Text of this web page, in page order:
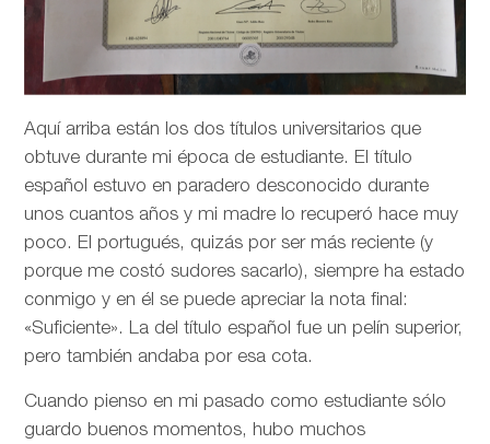
Aquí arriba están los dos títulos universitarios que
obtuve durante mi época de estudiante. El título
español estuvo en paradero desconocido durante
unos cuantos años y mi madre lo recuperó hace muy
poco. El portugués, quizás por ser más reciente (y
porque me costó sudores sacarlo), siempre ha estado
conmigo y en él se puede apreciar la nota final:
«Suficiente». La del título español fue un pelín superior,
pero también andaba por esa cota.
Cuando pienso en mi pasado como estudiante sólo
guardo buenos momentos, hubo muchos